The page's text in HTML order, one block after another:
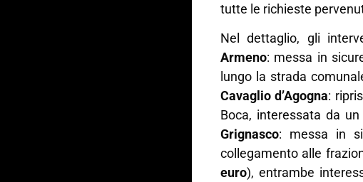
tutte le richieste
Nel dettaglio, gli
Armeno: messa in
lungo la strada
Cavaglio d’Agogna:
Boca, interessata da
Grignasco: messa in
collegamento alle
euro), entrambe